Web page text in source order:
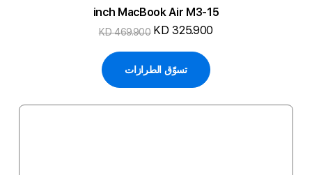
15-inch MacBook Air M3
KD 325.900
KD 469.900
تسوّق الطرازات